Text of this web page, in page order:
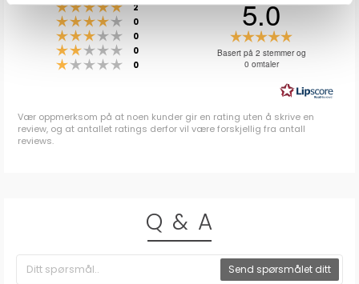
Karakter: 5 av 5 mulige
2stemmer
Karakter: 4 av 5 mulige
0
Karakter: 3 av 5 mulige
0
Karakter: 2 av 5 mulige
0
Karakter: 1 av 5 mulige
0
5.0
5.0
5
mulige
Basert på 2 stemmer og
0 omtaler
Vær oppmerksom på at noen kunder gir en rating uten å skrive en
review, og at antallet ratings derfor vil være forskjellig fra antall
reviews.
Q & A
Send spørsmålet ditt